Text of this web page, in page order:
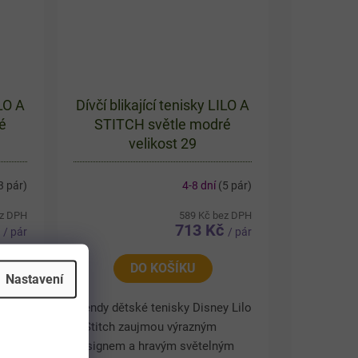
Nastavení
A
pár)
DPH
/ pár
Dívčí blikající tenisky LILO A
STITCH světle modré
velikost 29
4-8 dní(5 pár)
589 Kč bez DPH
713 Kč / pár
DO KOŠÍKU
Trendy dětské tenisky Disney Lilo
& Stitch zaujmou výrazným
designem a hravým světelným